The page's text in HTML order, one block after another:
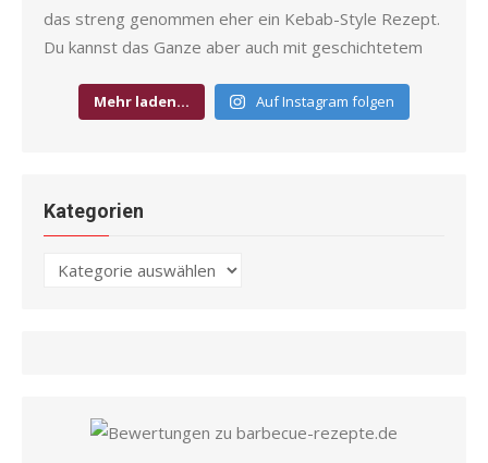
Mehr laden… Auf Instagram folgen
Kategorien
Kategorien